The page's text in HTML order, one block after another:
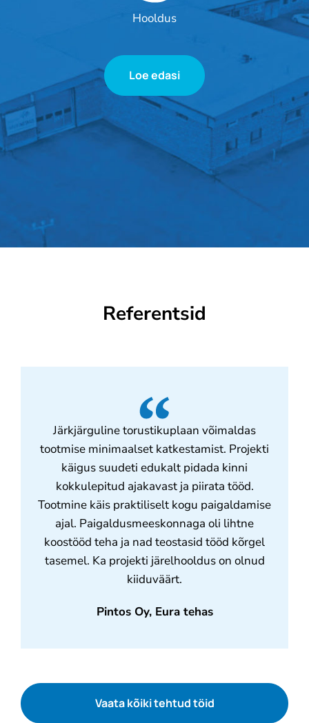
Hooldus
Loe edasi
Referentsid
Järkjärguline torustikuplaan võimaldas
tootmise minimaalset katkestamist. Projekti
käigus suudeti edukalt pidada kinni
kokkulepitud ajakavast ja piirata tööd.
Tootmine käis praktiliselt kogu paigaldamise
ajal. Paigaldusmeeskonnaga oli lihtne
koostööd teha ja nad teostasid tööd kõrgel
tasemel. Ka projekti järelhooldus on olnud
kiiduväärt.
Pintos Oy, Eura tehas
Vaata kõiki tehtud töid